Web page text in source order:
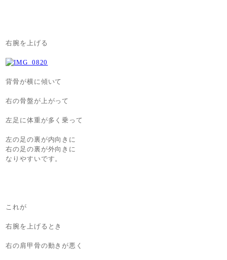
右腕を上げる
背骨が横に傾いて
右の骨盤が上がって
左足に体重が多く乗って
左の足の裏が内向きに
右の足の裏が外向きに
なりやすいです。
これが
右腕を上げるとき
右の肩甲骨の動きが悪く